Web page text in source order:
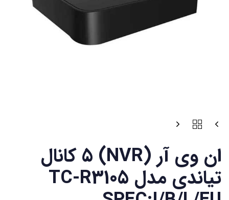
ان وی آر (NVR) 5 کانال
تیاندی مدل TC-R3105